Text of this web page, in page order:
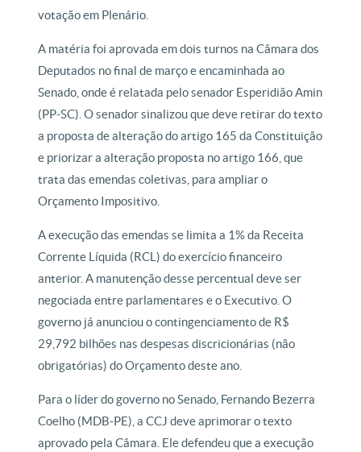
votação em Plenário.
A matéria foi aprovada em dois turnos na Câmara dos
Deputados no final de março e encaminhada ao
Senado, onde é relatada pelo senador Esperidião Amin
(PP-SC). O senador sinalizou que deve retirar do texto
a proposta de alteração do artigo 165 da Constituição
e priorizar a alteração proposta no artigo 166, que
trata das emendas coletivas, para ampliar o
Orçamento Impositivo.
A execução das emendas se limita a 1% da Receita
Corrente Líquida (RCL) do exercício financeiro
anterior. A manutenção desse percentual deve ser
negociada entre parlamentares e o Executivo. O
governo já anunciou o contingenciamento de R$
29,792 bilhões nas despesas discricionárias (não
obrigatórias) do Orçamento deste ano.
Para o líder do governo no Senado, Fernando Bezerra
Coelho (MDB-PE), a CCJ deve aprimorar o texto
aprovado pela Câmara. Ele defendeu que a execução